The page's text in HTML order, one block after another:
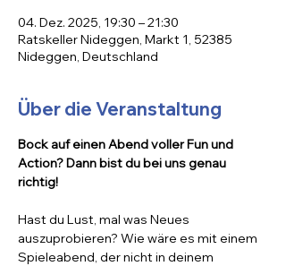
04. Dez. 2025, 19:30 – 21:30
Ratskeller Nideggen, Markt 1, 52385
Nideggen, Deutschland
Über die Veranstaltung
Bock auf einen Abend voller Fun und
Action? Dann bist du bei uns genau
richtig!
Hast du Lust, mal was Neues
auszuprobieren? Wie wäre es mit einem
Spieleabend, der nicht in deinem